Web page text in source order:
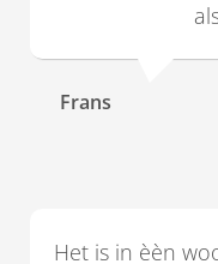
Frans
Het is in èèn